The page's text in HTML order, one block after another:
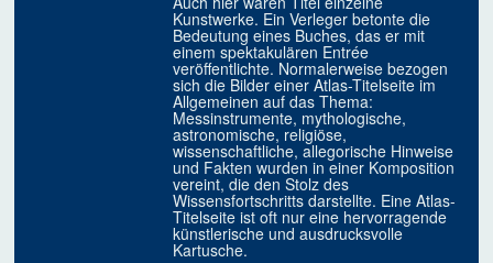
Kunstwerke. Ein Verleger betonte die
Bedeutung eines Buches, das er mit
einem spektakulären Entrée
veröffentlichte. Normalerweise bezogen
sich die Bilder einer Atlas-Titelseite im
Allgemeinen auf das Thema:
Messinstrumente, mythologische,
astronomische, religiöse,
wissenschaftliche, allegorische Hinweise
und Fakten wurden in einer Komposition
vereint, die den Stolz des
Wissensfortschritts darstellte. Eine Atlas-
Titelseite ist oft nur eine hervorragende
künstlerische und ausdrucksvolle
Kartusche.